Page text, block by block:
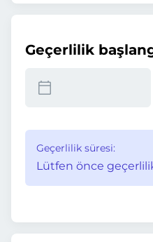
Geçerlilik
Geçerlilik süresi:
Lütfen önce